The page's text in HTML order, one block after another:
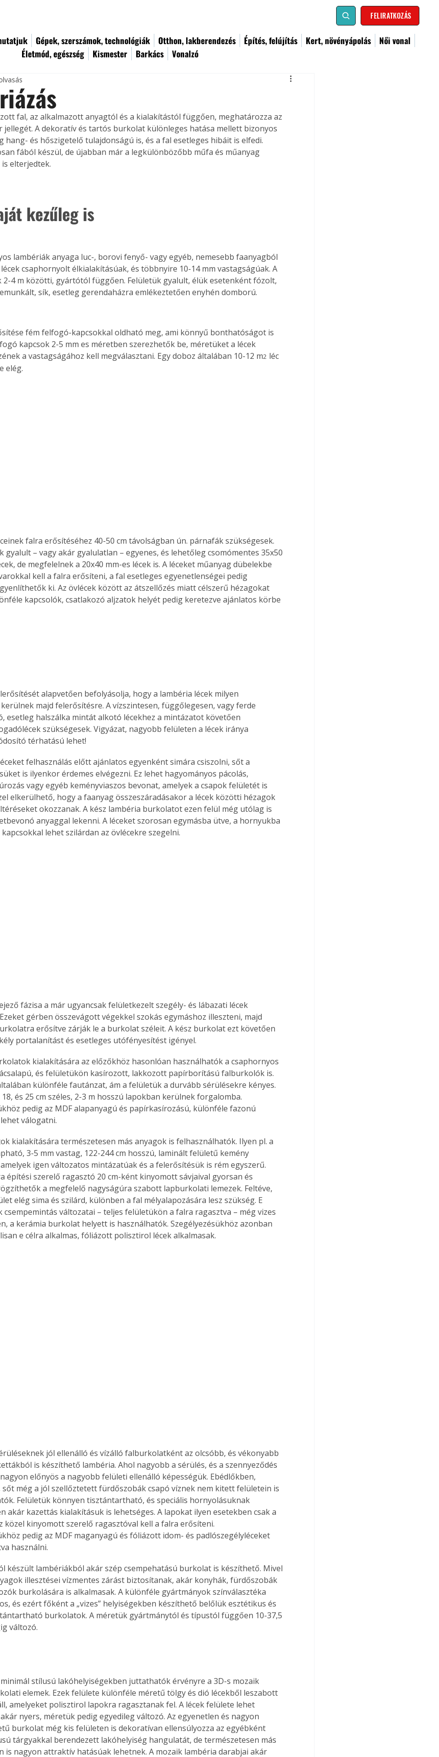
FELIRATKOZÁS
Gépek, szerszámok, technológiák Otthon, lakberendezés Építés, felújítás Kert, növényápolás
Női vonal
Életmód, egészség
Kismester Barkács Vonalzó
egyedi
is
Bárhol,
élve
az
A
Gyógyító növények: a
természet kincsei az
fal, az alkalmazott anyagtól és a kialakítástól függően, meghatározza az
jellegét. A dekoratív és tartós burkolat különleges hatása mellett bizonyos
hang- és hőszigetelő tulajdonságú is, és a fal esetleges hibáit is elfedi.
fából készül, de újabban már a legkülönbözőbb műfa és műanyag
elterjedtek.
kezűleg is
lambériák anyaga luc-, borovi fenyő- vagy egyéb, nemesebb faanyagból
lécek csaphornyolt élkialakításúak, és többnyire 10-14 mm vastagságúak. A
2-4 m közötti, gyártótól függően. Felületük gyalult, élük esetenként fózolt,
sík, esetleg gerendaházra emlékeztetően enyhén domború.
fém felfogó-kapcsokkal oldható meg, ami könnyű bonthatóságot is
kapcsok 2-5 mm es méretben szerezhetők be, méretüket a lécek
a vastagságához kell megválasztani. Egy doboz általában 10-12 m2 léc
elég.
falra erősítéséhez 40-50 cm távolságban ún. párnafák szükségesek.
gyalult – vagy akár gyalulatlan – egyenes, és lehetőleg csomómentes 35x50
de megfelelnek a 20x40 mm-es lécek is. A léceket műanyag dübelekbe
kell a falra erősíteni, a fal esetleges egyenetlenségei pedig
ki. Az övlécek között az átszellőzés miatt célszerű hézagokat
kapcsolók, csatlakozó aljzatok helyét pedig keretezve ajánlatos körbe
alapvetően befolyásolja, hogy a lambéria lécek milyen
majd felerősítésre. A vízszintesen, függőlegesen, vagy ferde
esetleg halszálka mintát alkotó lécekhez a mintázatot követően
szükségesek. Vigyázat, nagyobb felületen a lécek iránya
térhatású lehet!
felhasználás előtt ajánlatos egyenként simára csiszolni, sőt a
is ilyenkor érdemes elvégezni. Ez lehet hagyományos pácolás,
vagy egyéb keményviaszos bevonat, amelyek a csapok felületét is
elkerülhető, hogy a faanyag összeszáradásakor a lécek közötti hézagok
okozzanak. A kész lambéria burkolatot ezen felül még utólag is
anyaggal lekenni. A léceket szorosan egymásba ütve, a hornyukba
lehet szilárdan az övlécekre szegelni.
fázisa a már ugyancsak felületkezelt szegély- és lábazati lécek
gérben összevágott végekkel szokás egymáshoz illeszteni, majd
erősítve zárják le a burkolat széleit. A kész burkolat ezt követően
portalanítást és esetleges utófényesítést igényel.
kialakítására az előzőkhöz hasonlóan használhatók a csaphornyos
és felületükön kasírozott, lakkozott papírborítású falburkolók is.
különféle fautánzat, ám a felületük a durvább sérülésekre kényes.
és 25 cm széles, 2-3 m hosszú lapokban kerülnek forgalomba.
pedig az MDF alapanyagú és papírkasírozású, különféle fazonú
válogatni.
kialakítására természetesen más anyagok is felhasználhatók. Ilyen pl. a
3-5 mm vastag, 122-244 cm hosszú, laminált felületű kemény
igen változatos mintázatúak és a felerősítésük is rém egyszerű.
építési szerelő ragasztó 20 cm-ként kinyomott sávjaival gyorsan és
a megfelelő nagyságúra szabott lapburkolati lemezek. Feltéve,
elég sima és szilárd, különben a fal mélyalapozására lesz szükség. E
változatai – teljes felületükön a falra ragasztva – még vizes
a kerámia burkolat helyett is használhatók. Szegélyezésükhöz azonban
e célra alkalmas, fóliázott polisztirol lécek alkalmasak.
jól ellenálló és vízálló falburkolatként az olcsóbb, és vékonyabb
is készíthető lambéria. Ahol nagyobb a sérülés, és a szennyeződés
előnyös a nagyobb felületi ellenálló képességük. Ebédlőkben,
még a jól szellőztetett fürdőszobák csapó víznek nem kitett felületein is
Felületük könnyen tisztántartható, és speciális hornyolásuknak
akár kazettás kialakításuk is lehetséges. A lapokat ilyen esetekben csak a
közel kinyomott szerelő ragasztóval kell a falra erősíteni.
pedig az MDF maganyagú és fóliázott idom- és padlószegélyléceket
használni.
készült lambériákból akár szép csempehatású burkolat is készíthető. Mivel
illesztései vízmentes zárást biztosítanak, akár konyhák, fürdőszobák
burkolására is alkalmasak. A különféle gyártmányok színválasztéka
és ezért főként a „vizes” helyiségekben készíthető belőlük esztétikus és
burkolatok. A méretük gyártmánytól és típustól függően 10-37,5
változó.
stílusú lakóhelyiségekben juttathatók érvényre a 3D-s mozaik
elemek. Ezek felülete különféle méretű tölgy és dió lécekből leszabott
amelyeket polisztirol lapokra ragasztanak fel. A lécek felülete lehet
nyers, méretük pedig egyedileg változó. Az egyenetlen és nagyon
burkolat még kis felületen is dekoratívan ellensúlyozza az egyébként
tárgyakkal berendezett lakóhelyiség hangulatát, de természetesen más
is nagyon attraktív hatásúak lehetnek. A mozaik lambéria darabjai akár